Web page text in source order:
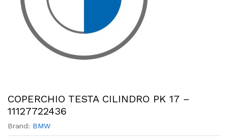
COPERCHIO TESTA CILINDRO PK 17 –
11127722436
Brand: BMW